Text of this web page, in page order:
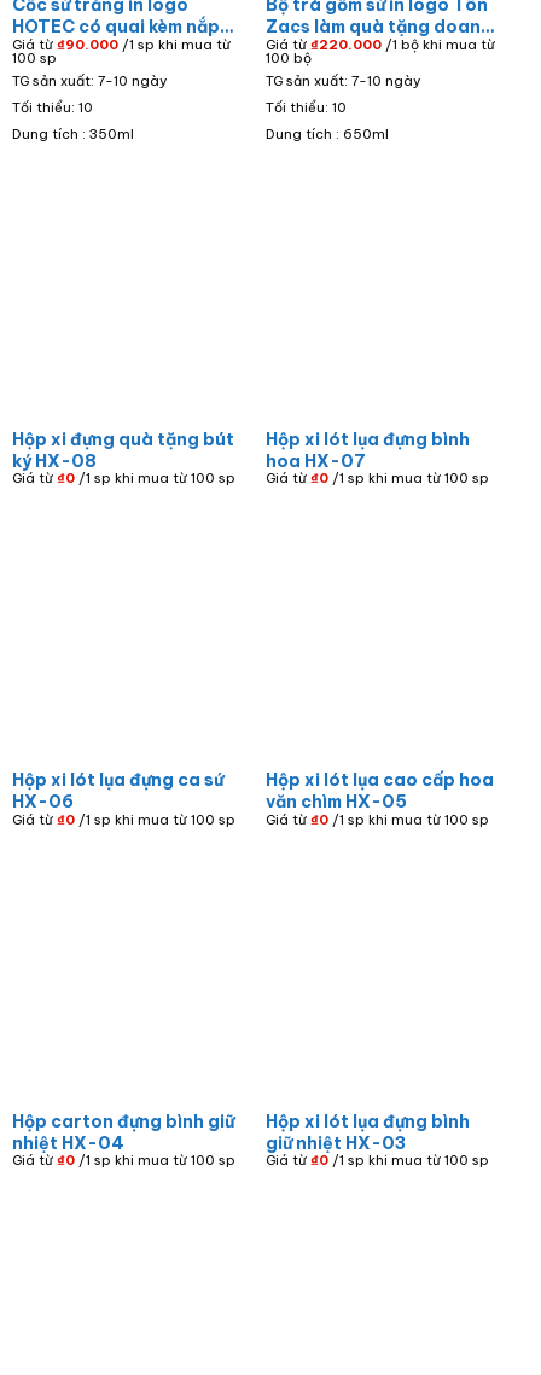
Cốc sứ trắng in logo
HOTEC có quai kèm nắp
đậy và đĩa kê LS-14
Giá từ ₫90.000/1 sp khi mua từ
100 sp
TG sản xuất: 7-10 ngày
Tối thiểu: 10
Dung tích : 350ml
Bộ trà gốm sứ in logo Tôn
Zacs làm quà tặng doanh
nghiệp màu trắng dáng
thần đèn kẻ chỉ vàng AC-
11
Giá từ₫220.000 /1 bộ khi mua từ
100 bộ
TG sản xuất: 7-10 ngày
Tối thiểu: 10
Dung tích : 650ml
Hộp xi đựng quà tặng bút
ký HX-08
Giá từ ₫0/1 sp khi mua từ 100 sp
Hộp xi lót lụa đựng bình
hoa HX-07
Giá từ₫0 /1 sp khi mua từ 100 sp
Hộp xi lót lụa đựng ca sứ
HX-06
Giá từ ₫0/1 sp khi mua từ 100 sp
Hộp xi lót lụa cao cấp hoa
văn chìm HX-05
Giá từ₫0 /1 sp khi mua từ 100 sp
Hộp carton đựng bình giữ
nhiệt HX-04
Giá từ ₫0/1 sp khi mua từ 100 sp
Hộp xi lót lụa đựng bình
giữ nhiệt HX-03
Giá từ₫0 /1 sp khi mua từ 100 sp